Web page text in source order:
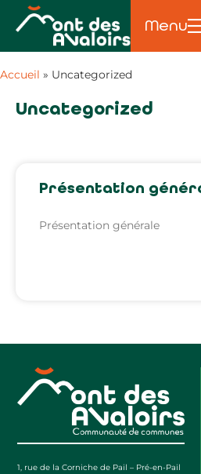
Menu
Accueil » Uncategorized
Uncategorized
Présentation
Présentation générale
1, rue de la Corniche de Pail – Pré-en-Pail